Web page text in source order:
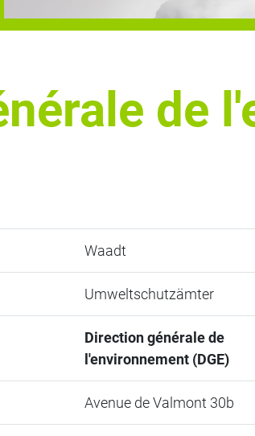
de
Waadt
Umweltschutzämter
Direction générale de
l'environnement (DGE)
Avenue de Valmont 30b